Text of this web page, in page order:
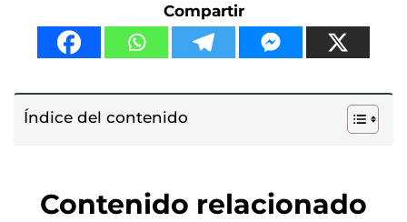
Compartir
Índice del contenido
Contenido relacionado